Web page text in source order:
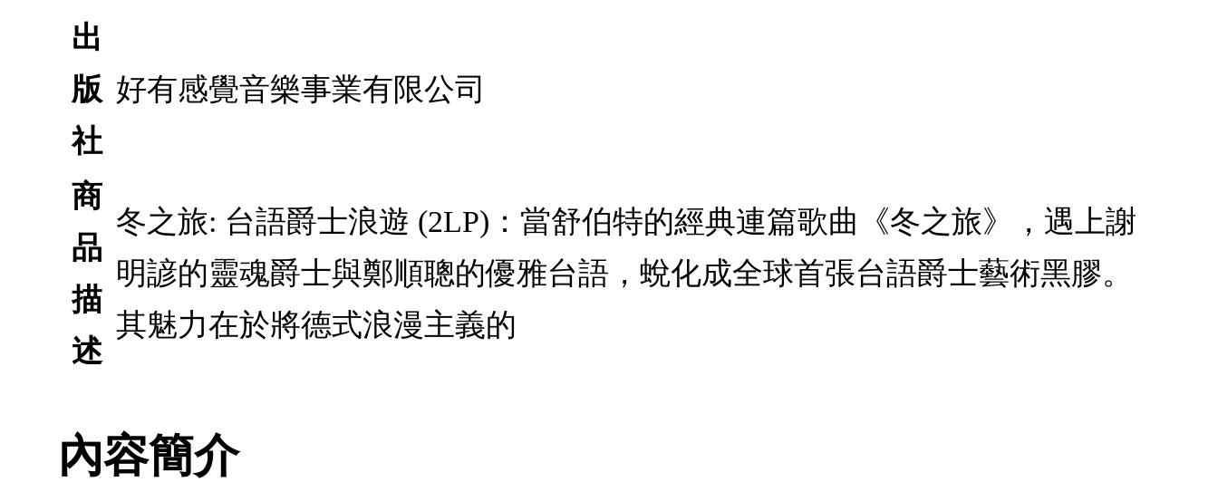
出
版
社
好有感覺音樂事業有限公司
商
品
描
述
冬之旅: 台語爵士浪遊 (2LP)：當舒伯特的經典連篇歌曲《冬之旅》，遇上謝
明諺的靈魂爵士與鄭順聰的優雅台語，蛻化成全球首張台語爵士藝術黑膠。
其魅力在於將德式浪漫主義的
內容簡介